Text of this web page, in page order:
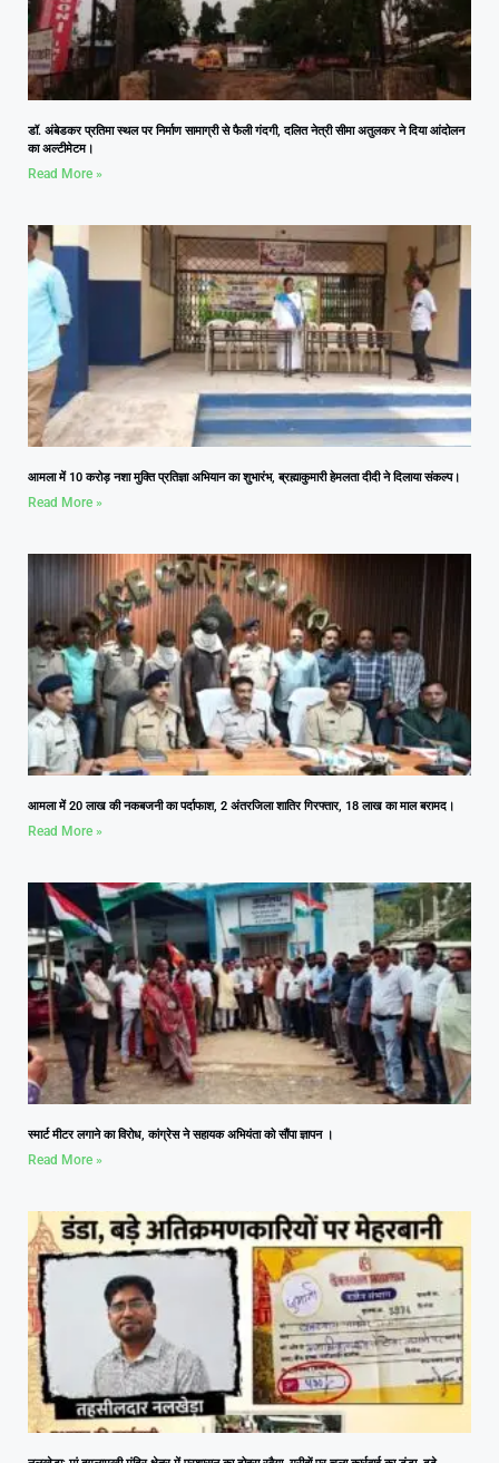
डॉ. अंबेडकर प्रतिमा स्थल पर निर्माण सामाग्री से फैली गंदगी, दलित नेत्री सीमा अतुलकर ने दिया आंदोलन
का अल्टीमेटम।
Read More »
आमला में 10 करोड़ नशा मुक्ति प्रतिज्ञा अभियान का शुभारंभ, ब्रह्माकुमारी हेमलता दीदी ने दिलाया संकल्प।
Read More »
आमला में 20 लाख की नकबजनी का पर्दाफाश, 2 अंतरजिला शातिर गिरफ्तार, 18 लाख का माल बरामद।
Read More »
स्मार्ट मीटर लगाने का विरोध, कांग्रेस ने सहायक अभियंता को सौंपा ज्ञापन ।
Read More »